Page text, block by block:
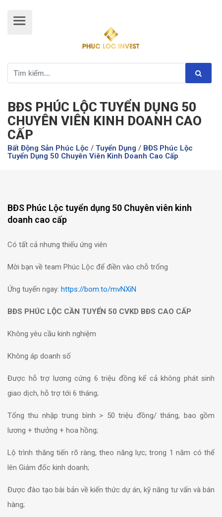
BĐS PHÚC LỘC TUYỂN DỤNG 50
CHUYÊN VIÊN KINH DOANH CAO
CẤP
Bất Động Sản Phúc Lộc / Tuyển Dụng / BĐS Phúc Lộc
Tuyển Dụng 50 Chuyên Viên Kinh Doanh Cao Cấp
BĐS Phúc Lộc tuyển dụng 50 Chuyên viên kinh
doanh cao cấp
Có tất cả nhưng thiếu ứng viên
Mời bạn về team Phúc Lộc để điền vào chỗ trống
Ứng tuyển ngay: https://bom.to/mvNXiN
BĐS PHÚC LỘC CẦN TUYỂN 50 CVKD BĐS CAO CẤP
Không yêu cầu kinh nghiệm ️
Không áp doanh số ️
Được hỗ trợ lương cứng 6 triệu đồng kể cả không phát sinh
giao dịch, hỗ trợ tới 6 tháng; ️
Tổng thu nhập trung bình > 50 triệu đồng/ tháng, bao gồm
lương + thưởng + hoa hồng; ️
Lộ trình thăng tiến rõ ràng, theo năng lực; trong 1 năm có thể
lên Giám đốc kinh doanh;
Được đào tạo bài bản về kiến thức dự án, kỹ năng tư vấn và bán
hàng;